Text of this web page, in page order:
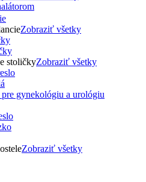
Zobraziť všetky
stoličkyZobraziť všetky
Zobraziť všetky